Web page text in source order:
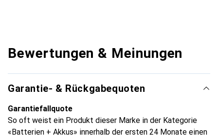
Bewertungen & Meinungen
Garantie- & Rückgabequoten
Garantiefallquote
So oft weist ein Produkt dieser Marke in der Kategorie
«Batterien + Akkus» innerhalb der ersten 24 Monate einen